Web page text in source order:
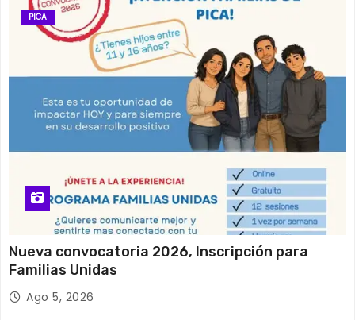
PICA
Nueva convocatoria 2026, Inscripción para
Familias Unidas
Ago 5, 2026